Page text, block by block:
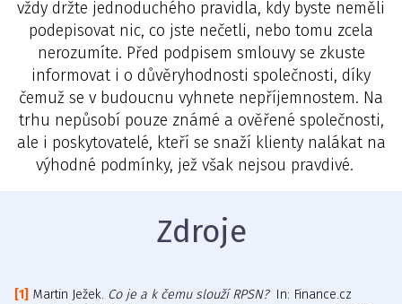
vždy držte jednoduchého pravidla, kdy byste neměli
podepisovat nic, co jste nečetli, nebo tomu zcela
nerozumíte. Před podpisem smlouvy se zkuste
informovat i o důvěryhodnosti společnosti, díky
čemuž se v budoucnu vyhnete nepříjemnostem. Na
trhu nepůsobí pouze známé a ověřené společnosti,
ale i poskytovatelé, kteří se snaží klienty nalákat na
výhodné podmínky, jež však nejsou pravdivé.
Zdroje
Martin Ježek. Co je a k čemu slouží RPSN? In: Finance.cz